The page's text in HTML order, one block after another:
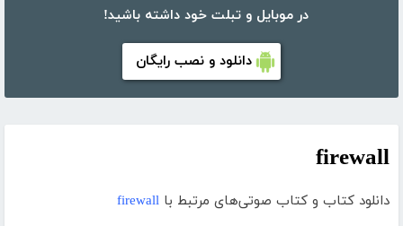
در موبایل و تبلت خود داشته باشید!
دانلود و نصب رایگان
firewall
دانلود کتاب و کتاب صوتی‌های مرتبط با firewall